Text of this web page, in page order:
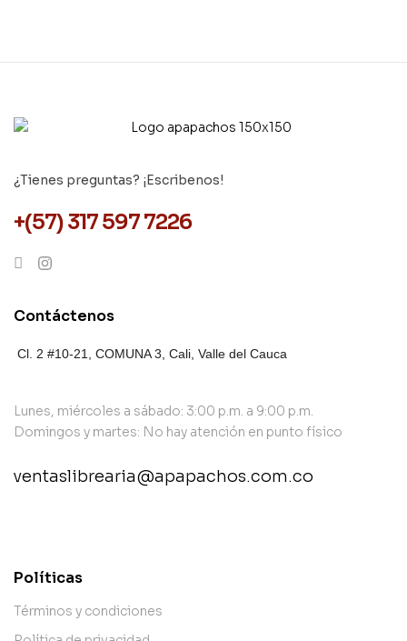
¿Tienes preguntas? ¡Escribenos!
+(57) 317 597 7226
Contáctenos
Cl. 2 #10-21, COMUNA 3, Cali, Valle del Cauca
Lunes, miércoles a sábado: 3:00 p.m. a 9:00 p.m.
Domingos y martes: No hay atención en punto físico
ventaslibrearia@apapachos.com.co
Políticas
Términos y condiciones